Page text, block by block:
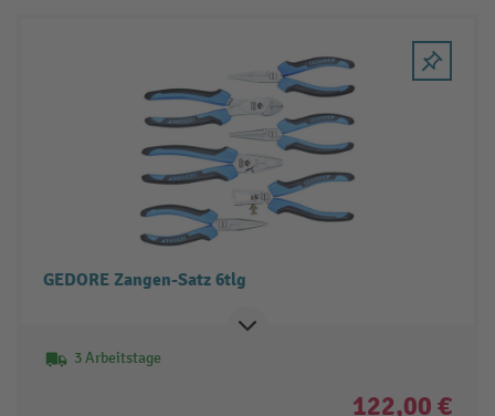
GEDORE Zangen-Satz 6tlg
3 Arbeitstage
122,00 €